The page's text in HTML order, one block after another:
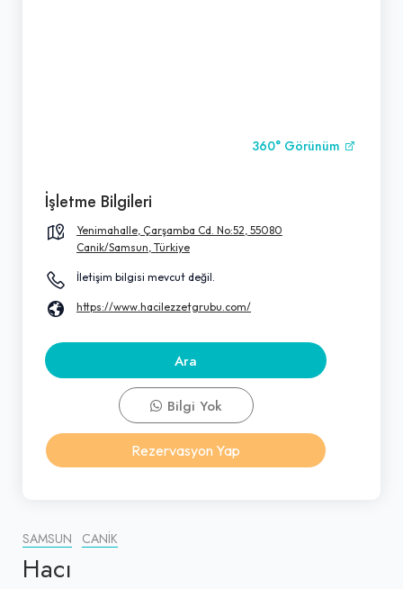
SAMSUN CANIK
Hacı
360° Görünüm
İşletme Bilgileri
Yenimahalle, Çarşamba Cd. No:52, 55080
Canik/Samsun, Türkiye
İletişim bilgisi mevcut değil.
https://www.hacilezzetgrubu.com/
Ara
Bilgi Yok
Rezervasyon Yap